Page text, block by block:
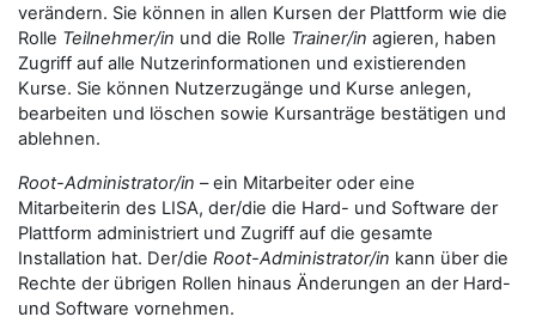
verändern. Sie können in allen Kursen der Plattform wie die
Rolle Teilnehmer/in und die Rolle Trainer/in agieren, haben
Zugriff auf alle Nutzerinformationen und existierenden
Kurse. Sie können Nutzerzugänge und Kurse anlegen,
bearbeiten und löschen sowie Kursanträge bestätigen und
ablehnen.
Root-Administrator/in – ein Mitarbeiter oder eine
Mitarbeiterin des LISA, der/die die Hard- und Software der
Plattform administriert und Zugriff auf die gesamte
Installation hat. Der/die Root-Administrator/in kann über die
Rechte der übrigen Rollen hinaus Änderungen an der Hard-
und Software vornehmen.